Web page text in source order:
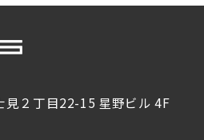
２丁目22-15 星野ビル 4F